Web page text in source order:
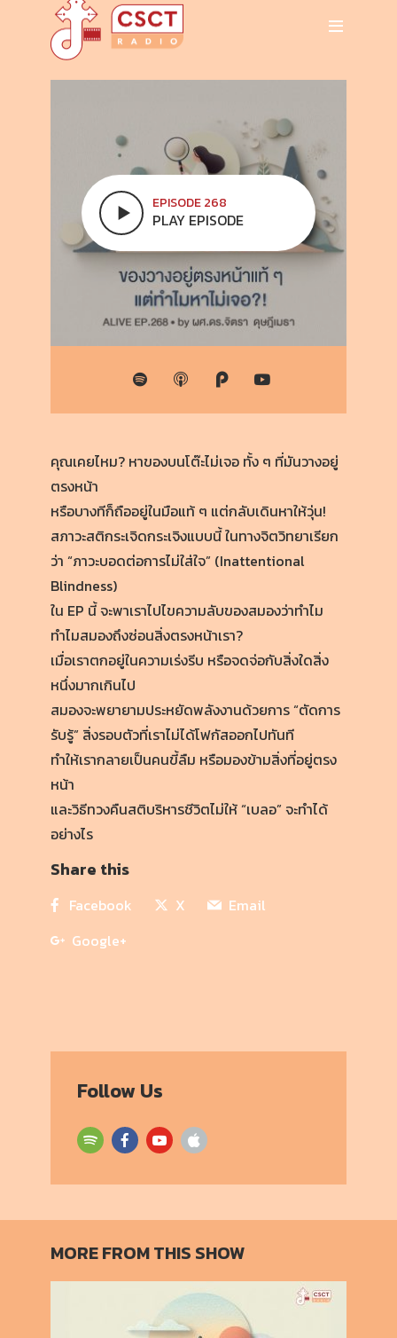
EPISODE 268
PLAY EPISODE
คุณเคยไหม? หาของบนโต๊ะไม่เจอ ทั้ง ๆ ที่มันวางอยู่
ตรงหน้า
หรือบางทีก็ถืออยู่ในมือแท้ ๆ แต่กลับเดินหาให้วุ่น!
สภาวะสติกระเจิดกระเจิงแบบนี้ ในทางจิตวิทยาเรียก
ว่า “ภาวะบอดต่อการไม่ใส่ใจ” (Inattentional
Blindness)
ใน EP นี้ จะพาเราไปไขความลับของสมองว่าทำไม
ทำไมสมองถึงซ่อนสิ่งตรงหน้าเรา?
เมื่อเราตกอยู่ในความเร่งรีบ หรือจดจ่อกับสิ่งใดสิ่ง
หนึ่งมากเกินไป
สมองจะพยายามประหยัดพลังงานด้วยการ “ตัดการ
รับรู้” สิ่งรอบตัวที่เราไม่ได้โฟกัสออกไปทันที
ทำให้เรากลายเป็นคนขี้ลืม หรือมองข้ามสิ่งที่อยู่ตรง
หน้า
และวิธีทวงคืนสติบริหารชีวิตไม่ให้ “เบลอ” จะทำได้
อย่างไร
Share this
Facebook X
Email
Google+
Follow Us
MORE FROM THIS SHOW